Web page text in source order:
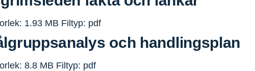
1.93 MB Filtyp: pdf
och handlingsplan
8.8 MB Filtyp: pdf